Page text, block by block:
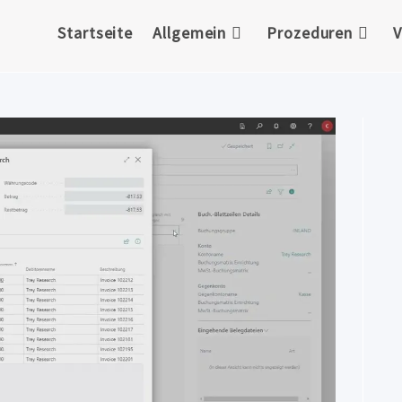
Startseite Allgemein Prozeduren